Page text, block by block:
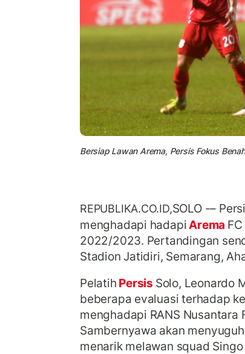
Bersiap Lawan Arema, Persis Fokus
REPUBLIKA.CO.ID,SOLO -–
menghadapi hadapiArema
2022/2023. Pertandingan
Stadion Jatidiri, Semarang,
Pelatih Persis Solo, Leonardo
beberapa evaluasi terhadap
menghadapi RANS Nusantara
Sambernyawa akan
menarik melawan squad Singo